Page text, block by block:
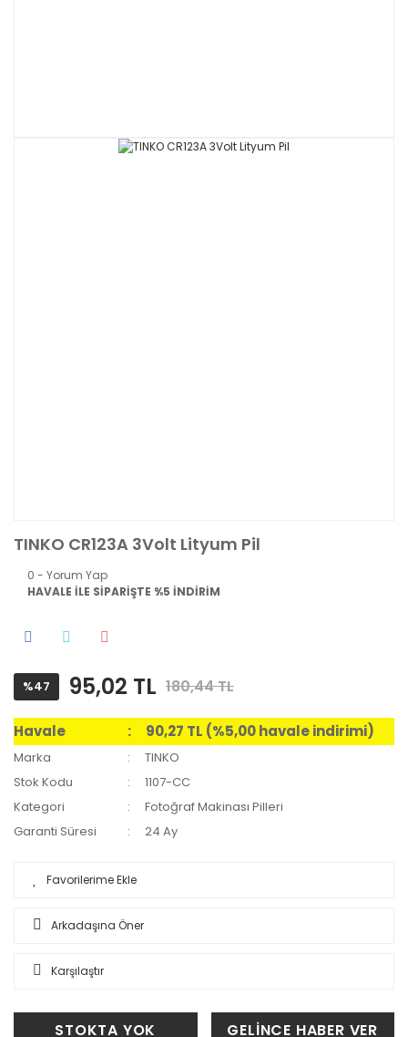
TINKO CR123A 3Volt Lityum Pil
0 - Yorum Yap
HAVALE İLE SİPARİŞTE %5 İNDİRİM
%47 95,02 TL 180,44 TL
Havale 90,27 TL (%5,00 havale indirimi)
Marka
TINKO
Stok Kodu
1107-CC
Kategori
Fotoğraf Makinası Pilleri
Garanti Süresi
24 Ay
Arkadaşına Öner
Karşılaştır
STOKTA YOK GELİNCE HABER VER